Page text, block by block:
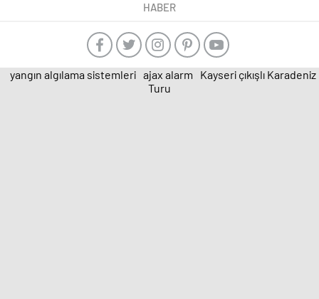
HABER
yangın algılama sistemleri ajax alarm
Kayseri çıkışlı Karadeniz
Turu